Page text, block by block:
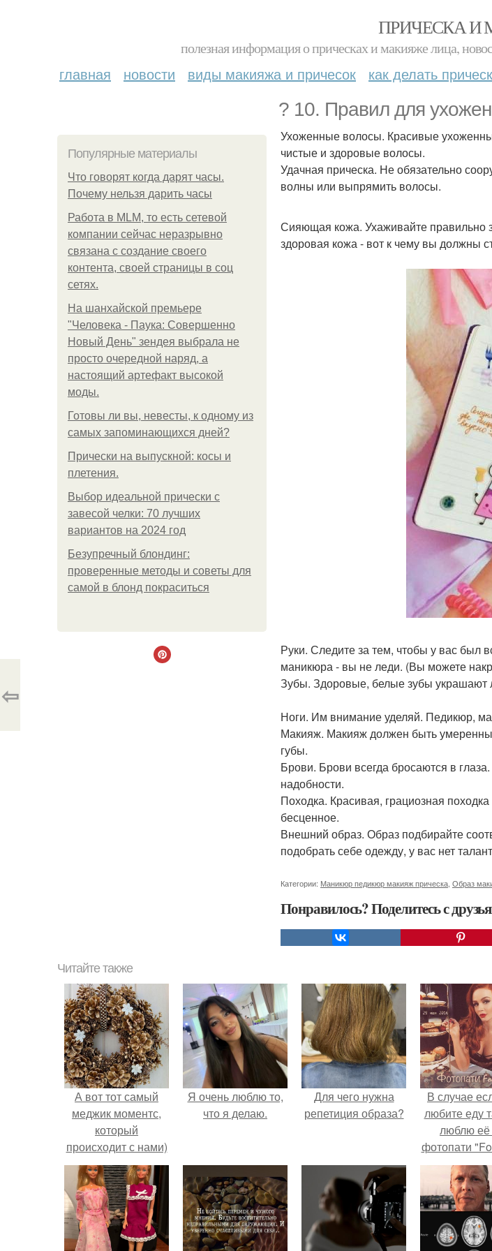
ПРИЧЕСКА И
полезная информация о прическах и макияже лица,
главная новости виды макияжа и причесок как делать
? 10. Правил для
Популярные материалы
Что говорят когда дарят часы.
Почему нельзя дарить часы
Работа в MLM, то есть сетевой
компании сейчас неразрывно
связана с создание своего
контента, своей страницы в соц
сетях.
На шанхайской премьере
"Человека - Паука: Совершенно
Новый День" зендея выбрала не
просто очередной наряд, а
настоящий артефакт высокой
моды.
Готовы ли вы, невесты, к одному из
самых запоминающихся дней?
Прически на выпускной: косы и
плетения.
Выбор идеальной прически с
завесой челки: 70 лучших
вариантов на 2024 год
Безупречный блондинг:
проверенные методы и советы для
самой в блонд покраситься
Ухоженные волосы. Красивые
чистые и здоровые волосы.
Удачная прическа. Не обязательно
волны или выпрямить волосы.
Сияющая кожа. Ухаживайте правильно
здоровая кожа - вот к чему вы должны
Руки. Следите за тем, чтобы у вас был
маникюра - вы не леди. (Вы можете
Зубы. Здоровые, белые зубы украшают
Ноги. Им внимание уделяй. Педикюр,
Макияж. Макияж должен быть
губы.
Брови. Брови всегда бросаются в
надобности.
Походка. Красивая, грациозная
бесценное.
Внешний образ. Образ подбирайте
подобрать себе одежду, у вас нет
Категории: Маникюр педикюр макияж прическа Образ
Понравилось? Поделитесь с
⇦
Читайте также
А вот тот самый
меджик моментс,
который
происходит с нами)
читайте до конца.
Я очень люблю то,
что я делаю.
Для чего нужна
репетиция образа?
В случае
любите еду
люблю её
фотопати
- это
фотосессия
вас.